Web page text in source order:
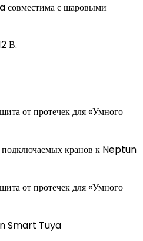
совместима с шаровыми
В.
подключаемых кранов к Neptun
Smart Tuya